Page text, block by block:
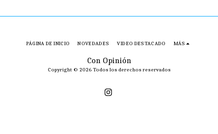
Con Opinión
Copyright © 2026 Todos los derechos reservados
PÁGINA DE INICIO NOVEDADES VIDEO DESTACADO MÁS